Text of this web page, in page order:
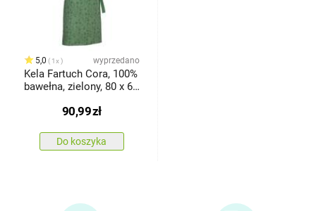
5,0 1x wyprzedano
Kela Fartuch Cora, 100%
bawełna, zielony, 80 x 67
90,99zł
Do koszyka